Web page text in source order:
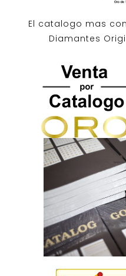
El catalogo mas
Diamantes